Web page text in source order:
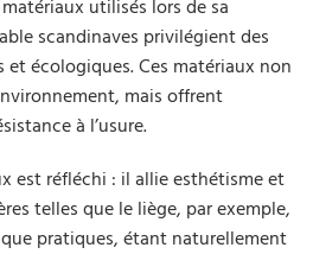
utilisés lors de sa
scandinaves privilégient des
et écologiques. Ces matériaux non
mais offrent
à l’usure.
est réfléchi : il allie esthétisme et
telles que le liège, par exemple,
pratiques, étant naturellement